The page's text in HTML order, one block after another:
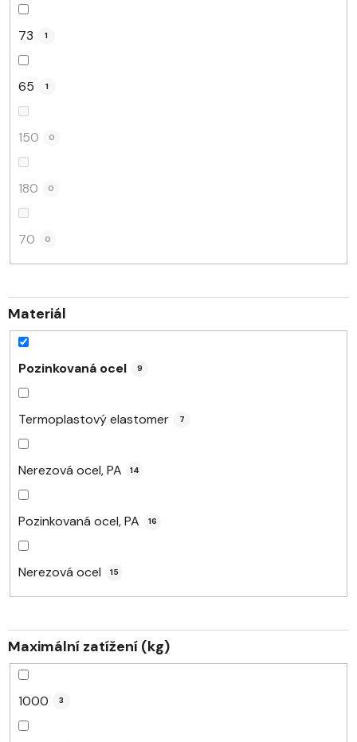
73 1
65 1
150 0
180 0
70 0
Materiál
Pozinkovaná ocel 9
Termoplastový elastomer 7
Nerezová ocel, PA 14
Pozinkovaná ocel, PA 16
Nerezová ocel 15
Maximální zatížení (kg)
1000 3